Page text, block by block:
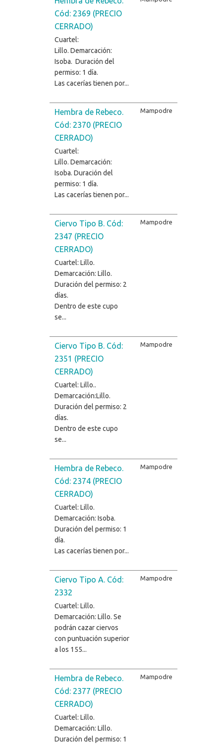
Cód: 2369 (PRECIO
CERRADO)
Cuartel:
Lillo. Demarcación:
Isoba. Duración del
permiso: 1 día.
Las cacerías tienen por...
Hembra de Rebeco.
Cód: 2370 (PRECIO
CERRADO)
Cuartel:
Lillo. Demarcación:
Isoba. Duración del
permiso: 1 día.
Las cacerías tienen por...
Mampodre
Ciervo Tipo B. Cód:
2347 (PRECIO
CERRADO)
Cuartel: Lillo.
Demarcación: Lillo.
Duración del permiso: 2
días.
Dentro de este cupo
se...
Mampodre
Ciervo Tipo B. Cód:
2351 (PRECIO
CERRADO)
Cuartel: Lillo..
Demarcación:Lillo.
Duración del permiso: 2
días.
Dentro de este cupo
se...
Mampodre
Hembra de Rebeco.
Cód: 2374 (PRECIO
CERRADO)
Cuartel: Lillo.
Demarcación: Isoba.
Duración del permiso: 1
día.
Las cacerías tienen por...
Mampodre
Ciervo Tipo A. Cód:
2332
Cuartel: Lillo.
Demarcación: Lillo. Se
podrán cazar ciervos
con puntuación superior
a los 155...
Mampodre
Hembra de Rebeco.
Cód: 2377 (PRECIO
CERRADO)
Cuartel: Lillo.
Demarcación: Lillo.
Duración del permiso: 1
Mampodre